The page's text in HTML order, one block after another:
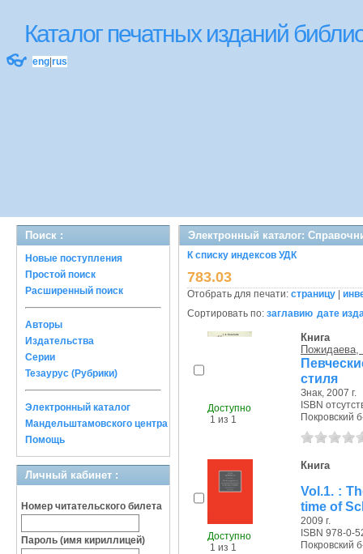
Каталог печатных изданий
👓 eng rus
Поиск :
Новые поступления
Простой поиск
Расширенный поиск
Авторы
Издательства
Серии
Тезаурус (Рубрики)
Электронный каталог
Мандельштамовского центра
Помощь
Личный кабинет :
Номер читательского билета
Пароль (имя кириллицей)
Электронный каталог:
К списку индексов УДК
783.03
Отобрать для печати: страницу
Сортировать по: заглавию дате
Доступно
1 из 1
Книга
Пожидаева,
стиля
Знак, 2007 г.
ISBN
Покровский
Доступно
1 из 1
Книга
Vol.1. :
time of
2009 г.
ISBN 978-0-
Покровский